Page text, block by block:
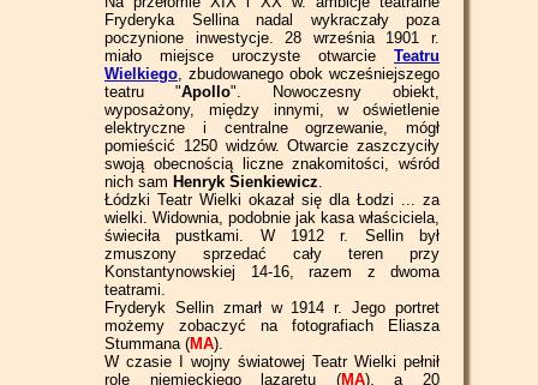
Fryderyka Sellina nadal wykraczały poza
poczynione inwestycje. 28 września 1901 r.
miało miejsce uroczyste otwarcie Teatru
Wielkiego, zbudowanego obok wcześniejszego
teatru "Apollo". Nowoczesny obiekt,
wyposażony, między innymi, w oświetlenie
elektryczne i centralne ogrzewanie, mógł
pomieścić 1250 widzów. Otwarcie zaszczyciły
swoją obecnością liczne znakomitości, wśród
nich sam Henryk Sienkiewicz.
Łódzki Teatr Wielki okazał się dla Łodzi ... za
wielki. Widownia, podobnie jak kasa właściciela,
świeciła pustkami. W 1912 r. Sellin był
zmuszony sprzedać cały teren przy
Konstantynowskiej 14-16, razem z dwoma
teatrami.
Fryderyk Sellin zmarł w 1914 r. Jego portret
możemy zobaczyć na fotografiach Eliasza
Stummana (MA).
W czasie I wojny światowej Teatr Wielki pełnił
rolę niemieckiego lazaretu (MA), a 20